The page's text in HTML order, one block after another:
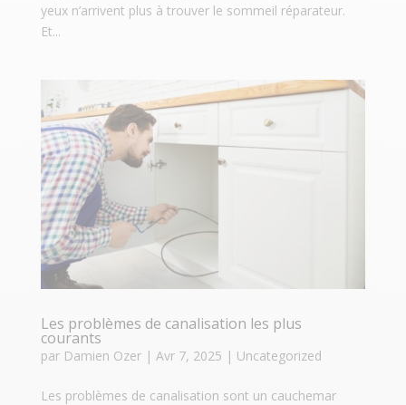
yeux n’arrivent plus à trouver le sommeil réparateur.
Et...
Les problèmes de canalisation les plus
courants
par Damien Ozer| Avr 7, 2025 | Uncategorized
Les problèmes de canalisation sont un cauchemar